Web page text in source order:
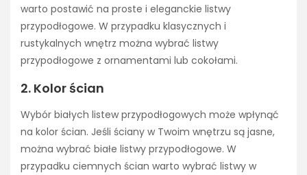
warto postawić na proste i eleganckie listwy
przypodłogowe. W przypadku klasycznych i
rustykalnych wnętrz można wybrać listwy
przypodłogowe z ornamentami lub cokołami.
2. Kolor ścian
Wybór białych listew przypodłogowych może wpłynąć
na kolor ścian. Jeśli ściany w Twoim wnętrzu są jasne,
można wybrać białe listwy przypodłogowe. W
przypadku ciemnych ścian warto wybrać listwy w